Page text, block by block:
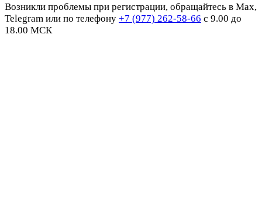
Возникли проблемы при регистрации, обращайтесь в Max,
Telegram или по телефону +7 (977) 262-58-66 с 9.00 до
18.00 МСК